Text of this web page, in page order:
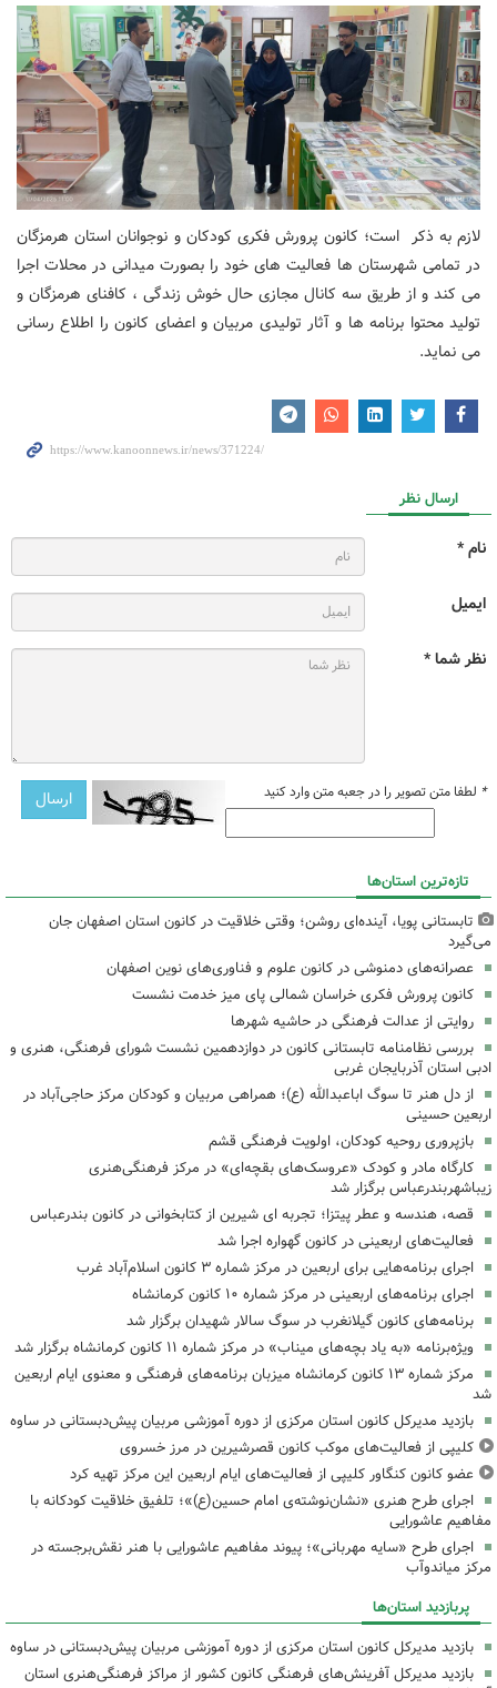
لازم به ذکر است؛ کانون پرورش فکری کودکان و نوجوانان استان هرمزگان
در تمامی شهرستان ها فعالیت های خود را بصورت میدانی در محلات اجرا
می کند و از طریق سه کانال مجازی حال خوش زندگی ، کافنای هرمزگان و
تولید محتوا برنامه ها و آثار تولیدی مربیان و اعضای کانون را اطلاع رسانی
می نماید.
ارسال نظر
نام *
ایمیل
نظر شما *
* لطفا متن تصویر را در جعبه متن وارد کنید
تازه‌ترین استان‌ها
تابستانی پویا، آینده‌ای روشن؛ وقتی خلاقیت در کانون استان اصفهان جان
می‌گیرد
عصرانه‌های دمنوشی در کانون علوم و فناوری‌های نوین اصفهان
کانون پرورش فکری خراسان شمالی پای میز خدمت نشست
روایتی از عدالت فرهنگی در حاشیه شهرها
بررسی نظامنامه تابستانی کانون در دوازدهمین نشست شورای فرهنگی، هنری و
ادبی استان آذربایجان غربی
از دل هنر تا سوگ اباعبدالله (ع)؛ همراهی مربیان و کودکان مرکز حاجی‌آباد در
اربعین حسینی
بازپروری روحیه کودکان، اولویت فرهنگی قشم
کارگاه مادر و کودک «عروسک‌های بقچه‌ای» در مرکز فرهنگی‌هنری
زیباشهربندرعباس برگزار شد
قصه، هندسه و عطر پیتزا؛ تجربه ای شیرین از کتابخوانی در کانون بندرعباس
فعالیت‌های اربعینی در کانون گهواره اجرا شد
اجرای برنامه‌هایی برای اربعین در مرکز شماره ۳ کانون اسلام‌آباد غرب
اجرای برنامه‌های اربعینی در مرکز شماره ۱۰ کانون کرمانشاه
برنامه‌های کانون گیلانغرب در سوگ سالار شهیدان برگزار شد
ویژه‌برنامه «به یاد بچه‌های میناب» در مرکز شماره ۱۱ کانون کرمانشاه برگزار شد
مرکز شماره ۱۳ کانون کرمانشاه میزبان برنامه‌های فرهنگی و معنوی ایام اربعین
شد
بازدید مدیرکل کانون استان مرکزی از دوره آموزشی مربیان پیش‌دبستانی در ساوه
کلیپی از فعالیت‌های موکب کانون قصرشیرین در مرز خسروی
عضو کانون کنگاور کلیپی از فعالیت‌های ایام اربعین این مرکز تهیه کرد
اجرای طرح هنری «نشان‌نوشته‌ی امام حسین(ع)»؛ تلفیق خلاقیت کودکانه با
مفاهیم عاشورایی
اجرای طرح «سایه مهربانی»؛ پیوند مفاهیم عاشورایی با هنر نقش‌برجسته در
مرکز میاندوآب
پربازدید استان‌ها
بازدید مدیرکل کانون استان مرکزی از دوره آموزشی مربیان پیش‌دبستانی در ساوه
بازدید مدیرکل آفرینش‌های فرهنگی کانون کشور از مراکز فرهنگی‌هنری استان